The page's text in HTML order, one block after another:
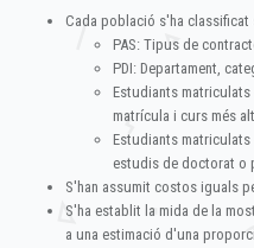
Cada població s'ha
PAS: Tipus de
PDI: Departament,
Estudiants matriculats
matrícula i curs més
Estudiants matriculats
estudis de doctorat o
S'han assumit costos iguals
S'ha establit la mida de la
a una estimació d'una